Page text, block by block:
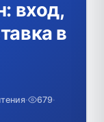
вход,
в
· 679·